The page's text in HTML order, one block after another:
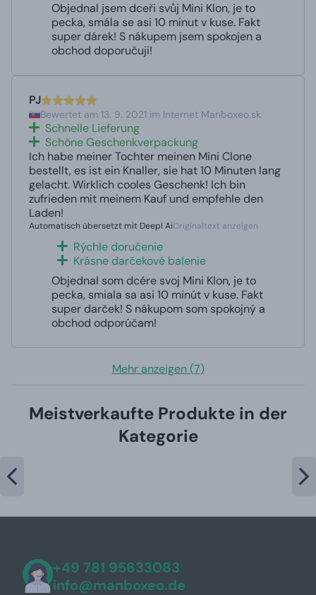
Objednal jsem dceři svůj Mini Klon, je to
pecka, smála se asi 10 minut v kuse. Fakt
super dárek! S nákupem jsem spokojen a
obchod doporučuji!
PJ
Bewertet am 13. 9. 2021 im Internet Manboxeo.sk
Schnelle Lieferung
Schöne Geschenkverpackung
Ich habe meiner Tochter meinen Mini Clone
bestellt, es ist ein Knaller, sie hat 10 Minuten lang
gelacht. Wirklich cooles Geschenk! Ich bin
zufrieden mit meinem Kauf und empfehle den
Laden!
Automatisch übersetzt mit Deepl AiOriginaltext anzeigen
Rýchle doručenie
Krásne darčekové balenie
Objednal som dcére svoj Mini Klon, je to
pecka, smiala sa asi 10 minút v kuse. Fakt
super darček! S nákupom som spokojný a
obchod odporúčam!
Mehr anzeigen (7)
Meistverkaufte Produkte in der
Kategorie
+49 781 95633083
info@manboxeo.de